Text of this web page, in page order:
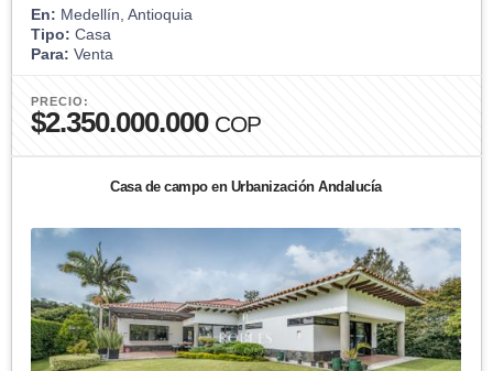
En: Medellín, Antioquia
Tipo: Casa
Para: Venta
PRECIO:
$2.350.000.000 COP
Casa de campo en Urbanización Andalucía